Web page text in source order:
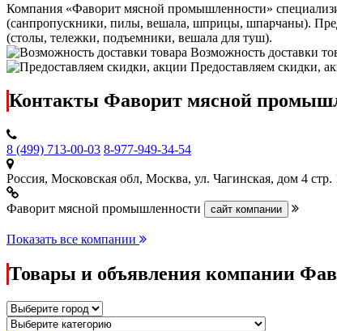
Компания «Фаворит мясной промышленности»
(санпропускники, пилы, вешала, шприцы, шпарчаны).
(столы, тележки, подъемники, вешала для туш).
Возможность доставки
Предоставляем скидки,
Контакты Фаворит мясной
8 (499) 713-00-03 8-977-949-34-54
Россия, Московская обл, Москва, ул. Чагинская, дом 4 стр.
Фаворит мясной промышленности
Показать все компании
Товары и объявления компании